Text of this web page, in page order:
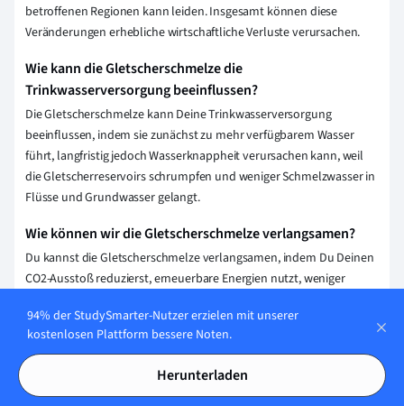
betroffenen Regionen kann leiden. Insgesamt können diese
Veränderungen erhebliche wirtschaftliche Verluste verursachen.
Wie kann die Gletscherschmelze die
Trinkwasserversorgung beeinflussen?
Die Gletscherschmelze kann Deine Trinkwasserversorgung
beeinflussen, indem sie zunächst zu mehr verfügbarem Wasser
führt, langfristig jedoch Wasserknappheit verursachen kann, weil
die Gletscherreservoirs schrumpfen und weniger Schmelzwasser in
Flüsse und Grundwasser gelangt.
Wie können wir die Gletscherschmelze verlangsamen?
Du kannst die Gletscherschmelze verlangsamen, indem Du Deinen
CO2-Ausstoß reduzierst, erneuerbare Energien nutzt, weniger
Auto nutzt. Jede kleine Handlung hilft, den Klimawandel zu
bekämpfen.
Erklärung speichern
94% der StudySmarter-Nutzer erzielen mit unserer
kostenlosen Plattform bessere Noten.
Herunterladen